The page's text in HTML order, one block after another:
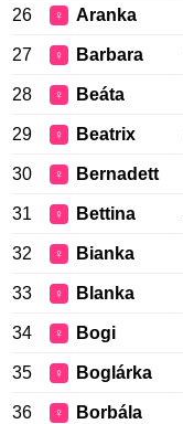
26 ♀ Aranka
27 ♀ Barbara
28 ♀ Beáta
29 ♀ Beatrix
30 ♀ Bernadett
31 ♀ Bettina
32 ♀ Bianka
33 ♀ Blanka
34 ♀ Bogi
35 ♀ Boglárka
36 ♀ Borbála